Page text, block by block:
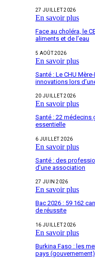
27 JUILLET 2026
En savoir plus
Face au choléra, le
aliments et de l’eau
5 AOÛT 2026
En savoir plus
Santé : Le CHU
innovations lors
20 JUILLET 2026
En savoir plus
Santé : 22 médecins
essentielle
6 JUILLET 2026
En savoir plus
Santé : des
d’une association
27 JUIN 2026
En savoir plus
Bac 2026 : 59 162
de réussite
16 JUILLET 2026
En savoir plus
Burkina Faso : les
pays (gouvernement)